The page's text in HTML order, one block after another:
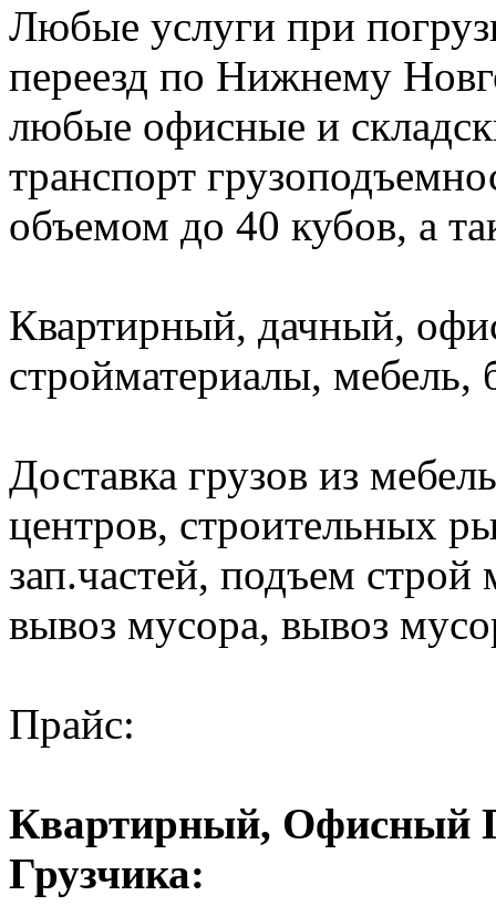
Любые услуги при
переезд по Нижнему
любые офисные и
транспорт
объемом до 40 кубов, а
Квартирный, дачный,
стройматериалы, мебель,
Доставка грузов из
центров, строительных
зап.частей, подъем строй
вывоз мусора, вывоз
Прайс:
Квартирный, Офисный
Грузчика: